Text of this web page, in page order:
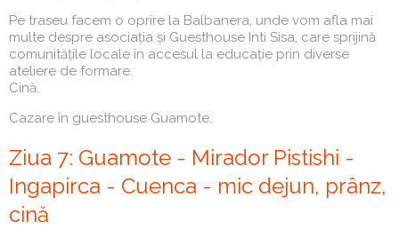
Pe traseu facem o oprire la Balbanera, unde vom afla mai
multe despre asociația și Guesthouse Inti Sisa, care sprijină
comunitățile locale în accesul la educație prin diverse
ateliere de formare.
Cină.
Cazare în guesthouse Guamote.
Ziua 7: Guamote - Mirador Pistishi -
Ingapirca - Cuenca - mic dejun, prânz,
cină